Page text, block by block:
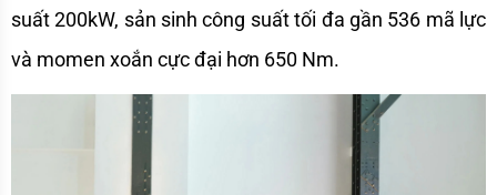
suất 200kW, sản sinh công suất tối đa gần 536 mã lực
và momen xoắn cực đại hơn 650 Nm.